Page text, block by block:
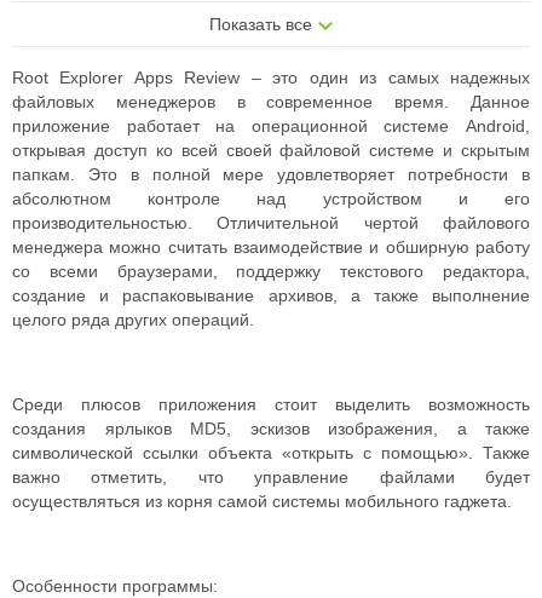
Показать все
Root Explorer Apps Review – это один из самых надежных
файловых менеджеров в современное время. Данное
приложение работает на операционной системе Android,
открывая доступ ко всей своей файловой системе и скрытым
папкам. Это в полной мере удовлетворяет потребности в
абсолютном контроле над устройством и его
производительностью. Отличительной чертой файлового
менеджера можно считать взаимодействие и обширную работу
со всеми браузерами, поддержку текстового редактора,
создание и распаковывание архивов, а также выполнение
целого ряда других операций.
Среди плюсов приложения стоит выделить возможность
создания ярлыков MD5, эскизов изображения, а также
символической ссылки объекта «открыть с помощью». Также
важно отметить, что управление файлами будет
осуществляться из корня самой системы мобильного гаджета.
Особенности программы: